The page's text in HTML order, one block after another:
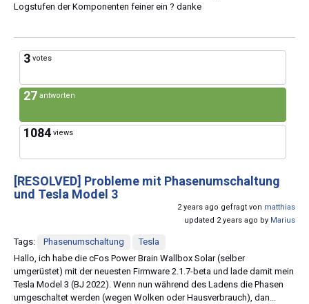
Logstufen der Komponenten feiner ein ? danke
3 votes
27 antworten
1084 views
[RESOLVED] Probleme mit Phasenumschaltung
und Tesla Model 3
2 years ago gefragt von matthias
updated 2 years ago by Marius
Tags: Phasenumschaltung
Tesla
Hallo, ich habe die cFos Power Brain Wallbox Solar (selber
umgerüstet) mit der neuesten Firmware 2.1.7-beta und lade damit mein
Tesla Model 3 (BJ 2022). Wenn nun während des Ladens die Phasen
umgeschaltet werden (wegen Wolken oder Hausverbrauch), dan...